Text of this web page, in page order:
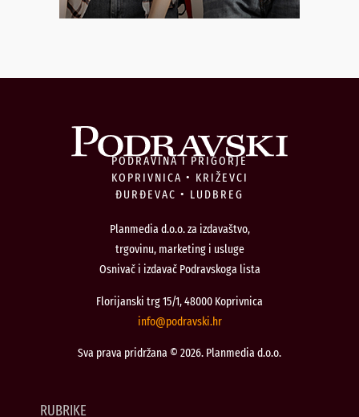
PODRAVINA I PRIGORJE
KOPRIVNICA • KRIŽEVCI
ĐURĐEVAC • LUDBREG
Planmedia d.o.o. za izdavaštvo,
trgovinu, marketing i usluge
Osnivač i izdavač Podravskoga lista
Florijanski trg 15/1, 48000 Koprivnica
rh.iksvardop
@ofni
Sva prava pridržana © 2026. Planmedia d.o.o.
RUBRIKE